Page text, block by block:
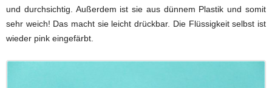
und durchsichtig. Außerdem ist sie aus dünnem Plastik und somit
sehr weich! Das macht sie leicht drückbar. Die Flüssigkeit selbst ist
wieder pink eingefärbt.